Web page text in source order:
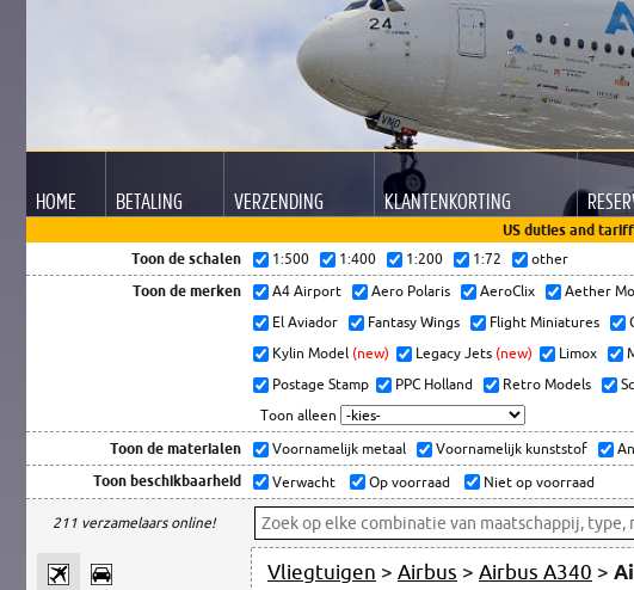
HOME BETALING VERZENDING KLANTENKORTING
US duties and
Toon de schalen
1:500 1:400 1:200 1:72 other
Toon de merken A4 Airport Aero Polaris AeroClix Aether
El Aviador
Fantasy Wings Flight Miniatures
Kylin Model (new) Legacy Jets (new) Limox
Postage Stamp
PPC Holland Retro Models
Toon alleen
Toon de materialen Voornamelijk metaal Voornamelijk kunststof
Toon beschikbaarheid Verwacht Op voorraad Niet op voorraad
211 verzamelaars online!
Vliegtuigen > Airbus > Airbus A340 >